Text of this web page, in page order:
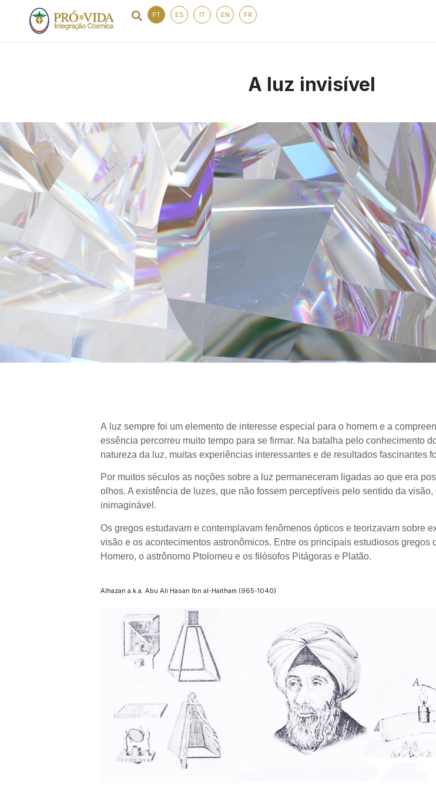
PT ES IT EN FR
A luz invisível
A luz sempre foi um elemento de interesse especial para o homem e a
essência percorreu muito tempo para se firmar. Na batalha pelo conhecimento
natureza da luz, muitas experiências interessantes e de resultados fascinantes
Por muitos séculos as noções sobre a luz permaneceram ligadas ao que era
olhos. A existência de luzes, que não fossem perceptíveis pelo sentido da visão,
inimaginável.
Os gregos estudavam e contemplavam fenômenos ópticos e teorizavam sobre
visão e os acontecimentos astronômicos. Entre os principais estudiosos gregos
Homero, o astrônomo Ptolomeu e os filósofos Pitágoras e Platão.
Alhazan a.k.a. Abu Ali Hasan Ibn al-Haitham (965-1040)